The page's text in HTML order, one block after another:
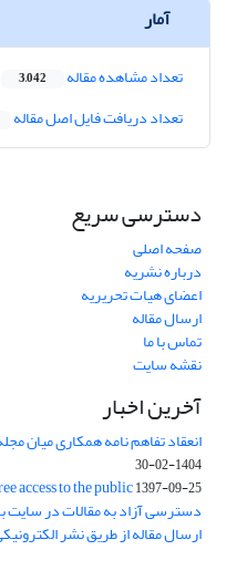
آمار
تعداد مشاهده مقاله 3,042
تعداد دریافت فایل اصل مقاله
دسترسی سریع
صفحه اصلی
درباره نشریه
اعضای هیات تحریریه
ارسال مقاله
تماس با ما
نقشه سایت
آخرین اخبار
انعقاد تفاهم نامه همکاری میان
1404-02-30
access to the public1397-09-25
دسترسی آزاد به مقالات در سایت
ارسال مقاله از طریق نشر